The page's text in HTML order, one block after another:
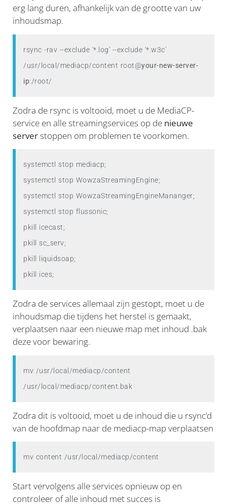
erg lang duren, afhankelijk van de grootte van uw
inhoudsmap.
rsync -rav --exclude '*.log' --exclude '*.w3c'
/usr/local/mediacp/content root@your-new-server-
ip:/root/
Zodra de rsync is voltooid, moet u de MediaCP-
service en alle streamingservices op de nieuwe
serverstoppen om problemen te voorkomen.
systemctl stop mediacp;
systemctl stop WowzaStreamingEngine;
systemctl stop WowzaStreamingEngineMananger;
systemctl stop flussonic;
pkill icecast;
pkill sc_serv;
pkill liquidsoap;
pkill ices;
Zodra de services allemaal zijn gestopt, moet u de
inhoudsmap die tijdens het herstel is gemaakt,
verplaatsen naar een nieuwe map met inhoud .bak
deze voor bewaring.
mv /usr/local/mediacp/content
/usr/local/mediacp/content.bak
Zodra dit is voltooid, moet u de inhoud die u rsync’d
van de hoofdmap naar de mediacp-map verplaatsen
mv content /usr/local/mediacp/content
Start vervolgens alle services opnieuw op en
controleer of alle inhoud met succes is